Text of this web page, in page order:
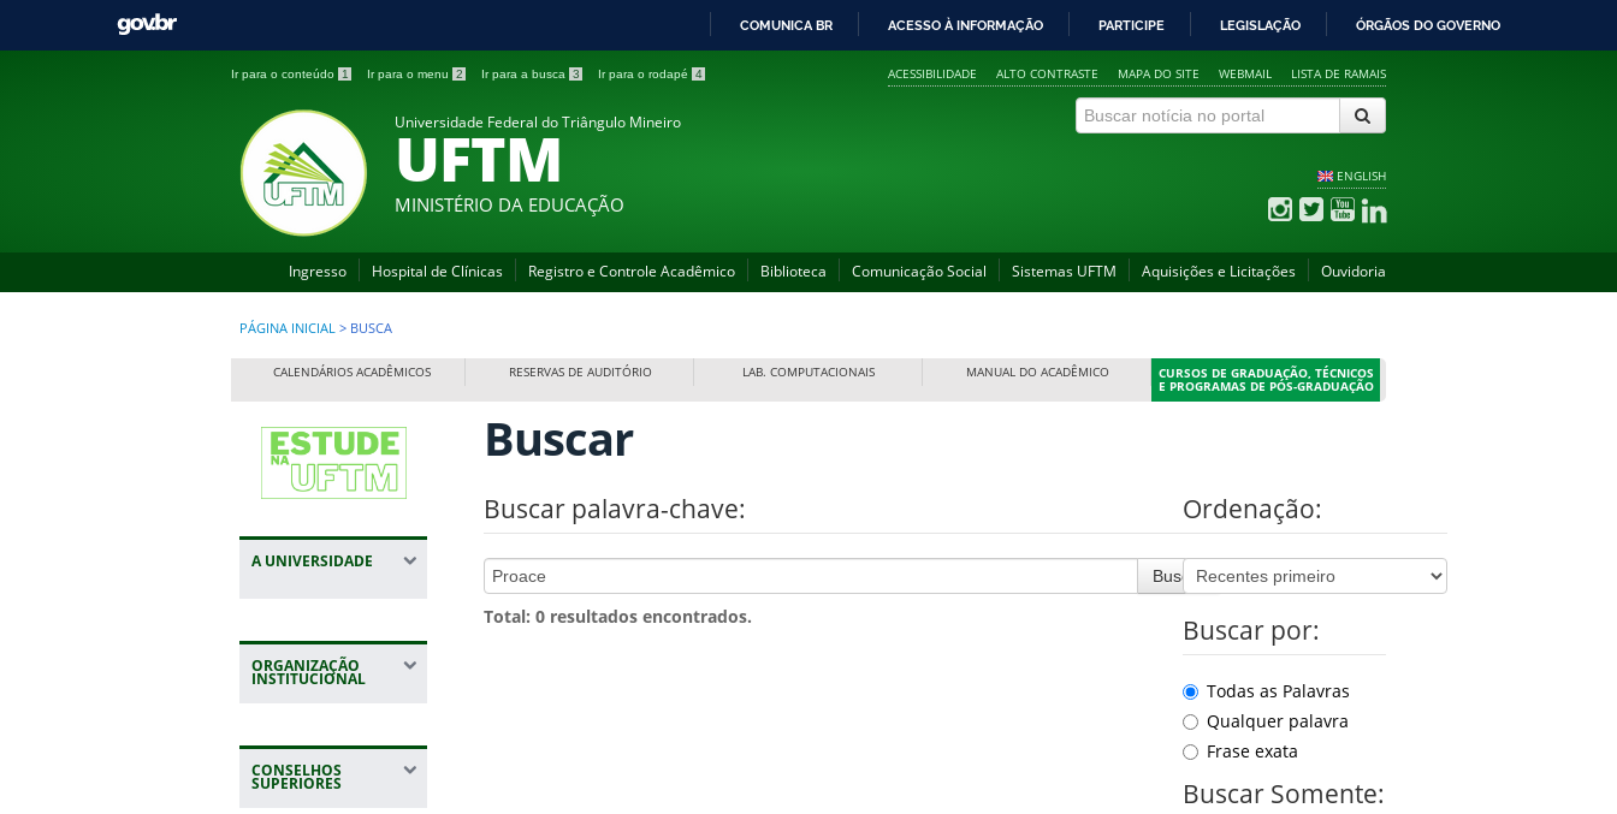
COMUNICA BR ACESSO À INFORMAÇÃO PARTICIPE LEGISLAÇÃO ÓRGÃOS DO GOVERNO
Ir para o conteúdo 1 Ir para o menu 2 Ir para a busca 3 Ir para o rodapé 4 ACESSIBILIDADE ALTO CONTRASTE MAPA DO SITE WEBMAIL LISTA DE RAMAIS
Universidade Federal do Triângulo Mineiro
UFTM
MINISTÉRIO DA EDUCAÇÃO
ENGLISH
Ingresso Hospital de Clínicas Registro e Controle Acadêmico Biblioteca Comunicação Social Sistemas UFTM Aquisições e Licitações Ouvidoria
PÁGINA INICIAL > BUSCA
CALENDÁRIOS ACADÊMICOS RESERVAS DE AUDITÓRIO LAB. COMPUTACIONAIS MANUAL DO ACADÊMICO
CURSOS DE GRADUAÇÃO, TÉCNICOS
E PROGRAMAS DE PÓS-GRADUAÇÃO
A UNIVERSIDADE
ORGANIZAÇÃO
INSTITUCIONAL
CONSELHOS
SUPERIORES
Buscar
Buscar palavra-chave:
Buscar
Total: 0 resultados encontrados.
Ordenação:
Buscar por:
Todas as Palavras
Qualquer palavra
Frase exata
Buscar Somente: